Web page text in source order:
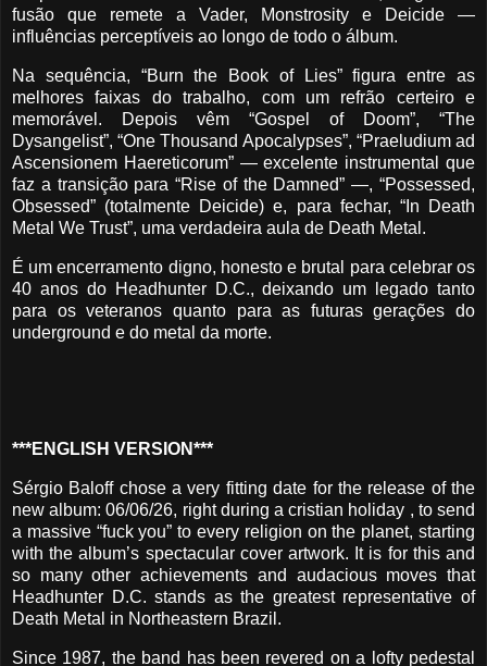
fusão que remete a Vader, Monstrosity e Deicide —
influências perceptíveis ao longo de todo o álbum.
Na sequência, “Burn the Book of Lies” figura entre as
melhores faixas do trabalho, com um refrão certeiro e
memorável. Depois vêm “Gospel of Doom”, “The
Dysangelist”, “One Thousand Apocalypses”, “Praeludium ad
Ascensionem Haereticorum” — excelente instrumental que
faz a transição para “Rise of the Damned” —, “Possessed,
Obsessed” (totalmente Deicide) e, para fechar, “In Death
Metal We Trust”, uma verdadeira aula de Death Metal.
É um encerramento digno, honesto e brutal para celebrar os
40 anos do Headhunter D.C., deixando um legado tanto
para os veteranos quanto para as futuras gerações do
underground e do metal da morte.
***ENGLISH VERSION***
Sérgio Baloff chose a very fitting date for the release of the
new album: 06/06/26, right during a cristian holiday , to send
a massive “fuck you” to every religion on the planet, starting
with the album’s spectacular cover artwork. It is for this and
so many other achievements and audacious moves that
Headhunter D.C. stands as the greatest representative of
Death Metal in Northeastern Brazil.
Since 1987, the band has been revered on a lofty pedestal